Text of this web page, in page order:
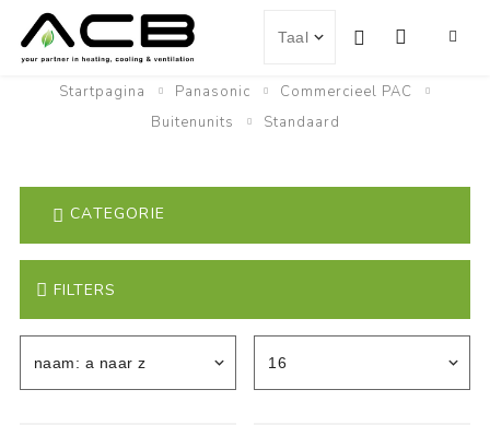
Startpagina Panasonic
Commercieel PAC
Buitenunits
Standaard
FILTERS
CATEGORIE